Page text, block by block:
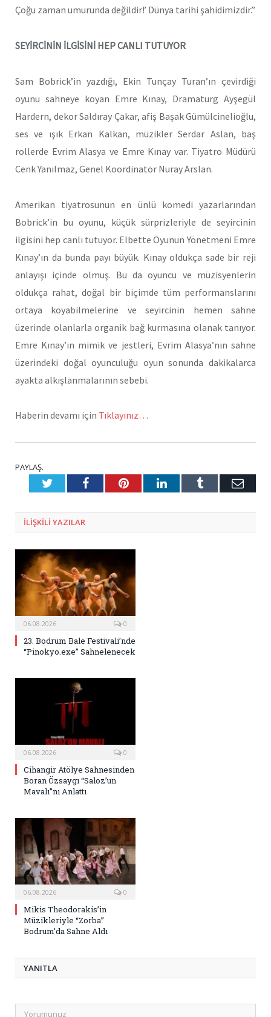
Çoğu zaman umurunda değildir!’ Dünya tarihi şahidimizdir.”
SEYİRCİNİN İLGİSİNİ HEP CANLI TUTUYOR
Sam Bobrick’in yazdığı, Ekin Tunçay Turan’ın çevirdiği
oyunu sahneye koyan Emre Kınay, Dramaturg Ayşegül
Hardern, dekor Saldıray Çakar, afiş Başak Gümülcinelioğlu,
ses ve ışık Erkan Kalkan, müzikler Serdar Aslan, baş
rollerde Evrim Alasya ve Emre Kınay var. Tiyatro Müdürü
Cenk Yanılmaz, Genel Koordinatör Nuray Arslan.
Amerikan tiyatrosunun en ünlü komedi yazarlarından
Bobrick’in bu oyunu, küçük sürprizleriyle de seyircinin
ilgisini hep canlı tutuyor. Elbette Oyunun Yönetmeni Emre
Kınay’ın da bunda payı büyük. Kınay oldukça sade bir reji
anlayışı içinde olmuş. Bu da oyuncu ve müzisyenlerin
oldukça rahat, doğal bir biçimde tüm performanslarını
ortaya koyabilmelerine ve seyircinin hemen sahne
üzerinde olanlarla organik bağ kurmasına olanak tanıyor.
Emre Kınay’ın mimik ve jestleri, Evrim Alasya’nın sahne
üzerindeki doğal oyunculuğu oyun sonunda dakikalarca
ayakta alkışlanmalarının sebebi.
Haberin devamı için Tıklayınız…
PAYLAŞ.
TwitterFacebookPinterestLinkedInTumblr E-
ILIŞKILI YAZILAR
06.08.2026 0
23. Bodrum Bale Festivali’nde
“Pinokyo.exe” Sahnelenecek
06.08.2026 0
Cihangir Atölye Sahnesinden
Boran Özsaygı “Saloz’un
Mavalı”nı Anlattı
06.08.2026 0
Mikis Theodorakis’in
Müzikleriyle “Zorba”
Bodrum’da Sahne Aldı
YANITLA